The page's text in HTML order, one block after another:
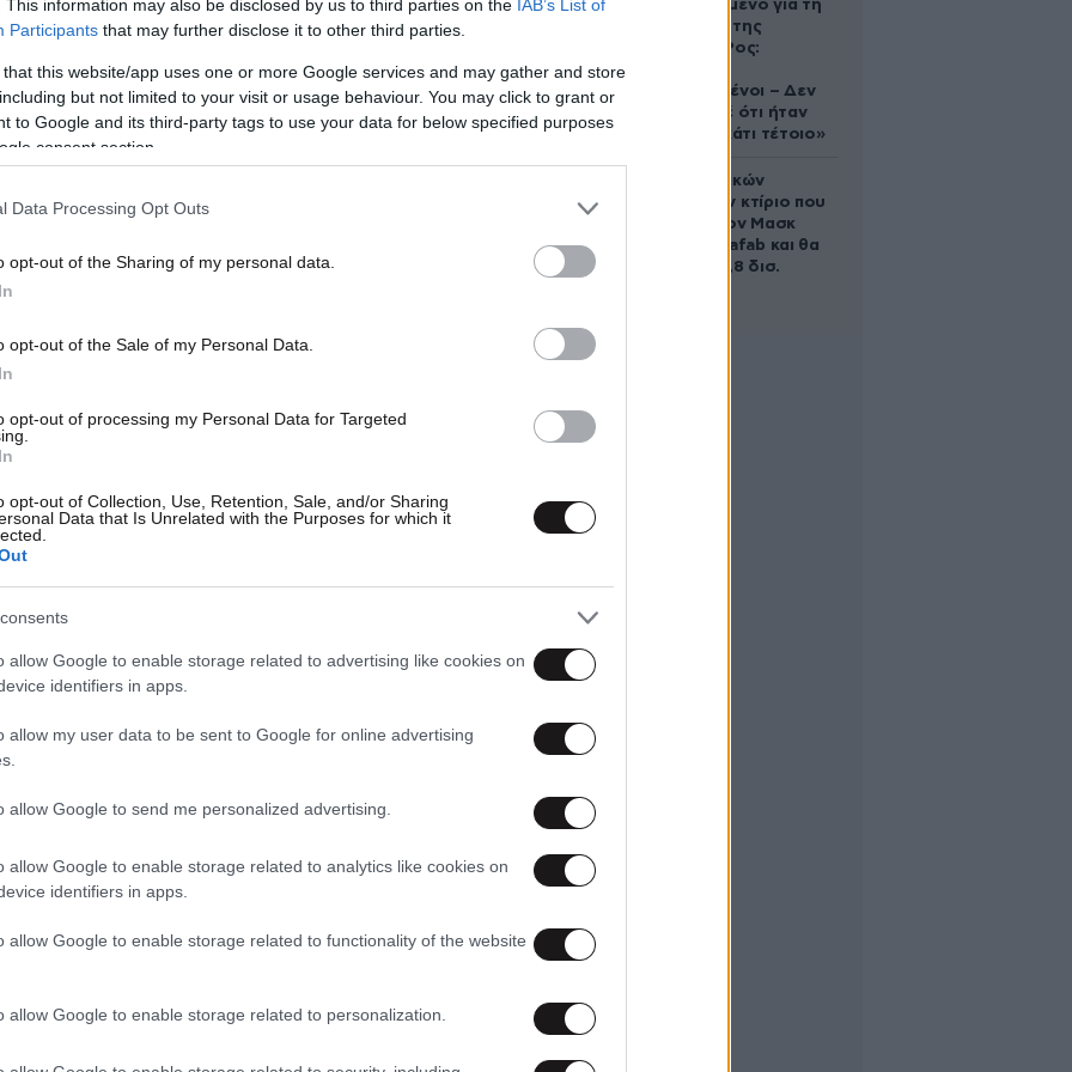
This information may also be disclosed by us to third parties on the IAB’s List of
Participants that may further disclose it to other third parties.
that this website/app uses one or more Google services and may gather and store
but not limited to your visit or usage behaviour. You may click to grant or
to Google and its third-party tags to use your data for below specified purposes
consent section.
Data Processing Opt Outs
opt-out of the Sharing of my personal data.
opt-out of the Sale of my Personal Data.
opt-out of processing my Personal Data for Targeted
opt-out of Collection, Use, Retention, Sale, and/or Sharing
Data that Is Unrelated with the Purposes for which it
allow Google to enable storage related to advertising like cookies on
identifiers in apps.
allow my user data to be sent to Google for online advertising
allow Google to send me personalized advertising.
allow Google to enable storage related to analytics like cookies on
identifiers in apps.
allow Google to enable storage related to functionality of the website
allow Google to enable storage related to personalization.
σε μείωση της προκαταβολής φόρου για
και από άλλες πηγές οι οποίοι ως
φόρου για το σύνολο τους.
η Γενική Γραμματεία Δημοσίων
ελεύθερους επαγγελματίες να
για μείωση της προκαταβολής φόρου σε
υπέστησαν μείωση του τζίρου τους κατά
εξετάζεται να είναι ανάλογη
κατηγορούμενο για τη
δολοφονία της
Ελίζαμπεθ Ρος:
συντετριμμένοι – Δεν
έδειξε ποτέ ότι ήταν
ικανός για κάτι τέτοιο»
Το φαραωνικών
διαστάσεων κτίριο που
χτίζει ο Έλον Μασκ
λέγεται Terafab και θα
κοστίσει 16,8 δισ.